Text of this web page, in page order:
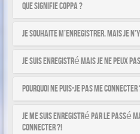
Que signifie COPPA ?
Je souhaite m’enregistrer, mais je
Je suis enregistré mais je ne peux
Pourquoi ne puis-je pas me connecter
Je me suis enregistré par le passé
connecter ?!